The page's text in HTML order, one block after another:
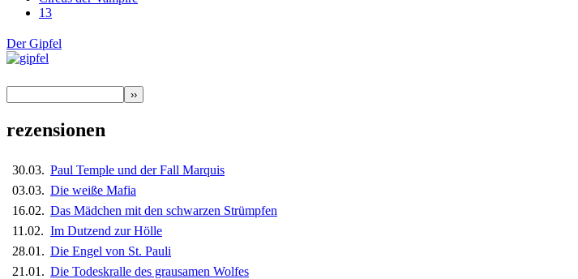
13
Der Gipfel
rezensionen
30.03. Paul Temple und der Fall Marquis
03.03. Die weiße Mafia
16.02. Das Mädchen mit den schwarzen Strümpfen
11.02. Im Dutzend zur Hölle
28.01. Die Engel von St. Pauli
21.01. Die Todeskralle des grausamen Wolfes